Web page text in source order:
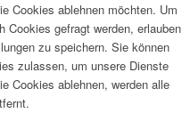
Cookies ablehnen möchten. Um
Cookies gefragt werden, erlauben
zu speichern. Sie können
zulassen, um unsere Dienste
Cookies ablehnen, werden alle